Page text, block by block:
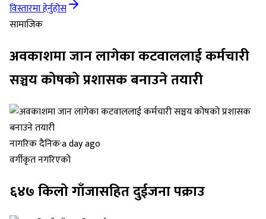
विस्तारमा हेर्नुहोस
सामाजिक
अवकाशमा जान लागेका कटवाललाई कर्मचारी
सञ्चय कोषको प्रशासक बनाउने तयारी
नागरिक दैनिक·a day ago
वर्गीकृत नगरिएको
६४७ किलो गाँजासहित दुईजना पक्राउ